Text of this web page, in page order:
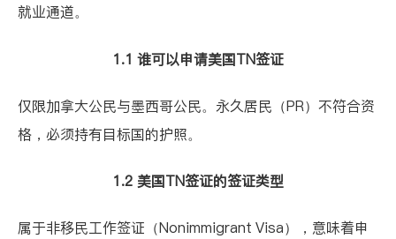
就业通道。
1.1 谁可以申请美国TN签证
仅限加拿大公民与墨西哥公民。永久居民（PR）不符合资
格，必须持有目标国的护照。
1.2 美国TN签证的签证类型
属于非移民工作签证（Nonimmigrant Visa）
，意味着申